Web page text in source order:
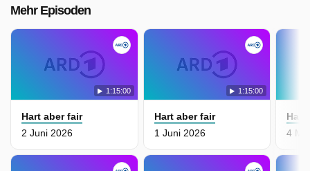
Mehr Episoden
1:15:00
Hart aber fair
2 Juni 2026
1:15:00
Hart aber fair
1 Juni 2026
Hart
4